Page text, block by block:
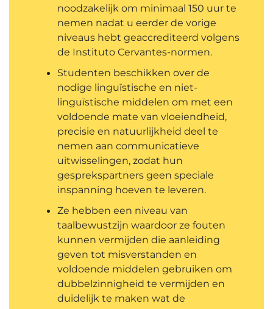
noodzakelijk om minimaal 150 uur te
nemen nadat u eerder de vorige
niveaus hebt geaccrediteerd volgens
de Instituto Cervantes-normen.
Studenten beschikken over de
nodige linguïstische en niet-
linguïstische middelen om met een
voldoende mate van vloeiendheid,
precisie en natuurlijkheid deel te
nemen aan communicatieve
uitwisselingen, zodat hun
gesprekspartners geen speciale
inspanning hoeven te leveren.
Ze hebben een niveau van
taalbewustzijn waardoor ze fouten
kunnen vermijden die aanleiding
geven tot misverstanden en
voldoende middelen gebruiken om
dubbelzinnigheid te vermijden en
duidelijk te maken wat de